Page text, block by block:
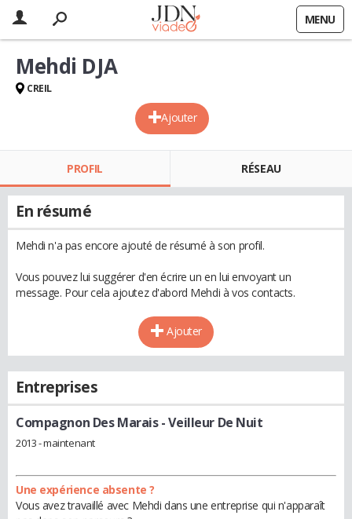
MENU
Ajouter
Mehdi DJA
CREIL
PROFIL RÉSEAU
En résumé
Mehdi n'a pas encore ajouté de résumé à son profil.
Vous pouvez lui suggérer d'en écrire un en lui envoyant un
message. Pour cela ajoutez d'abord Mehdi à vos contacts.
Ajouter
Entreprises
Compagnon Des Marais- Veilleur De Nuit
2013 - maintenant
Une expérience absente ?
Vous avez travaillé avec Mehdi dans une entreprise qui n'apparaît